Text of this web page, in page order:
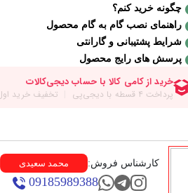
چگونه خرید کنم؟
راهنمای نصب گام به گام محصول
شرایط پشتیبانی و گارانتی
پرسش های رایج محصول
کارشناس فروش: محمد سعیدی
09185989388